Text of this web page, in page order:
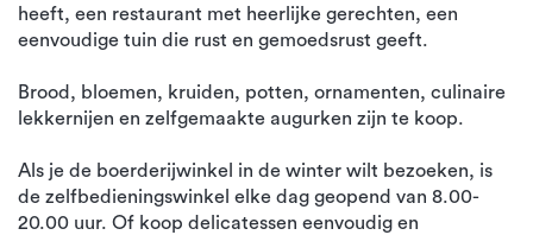
heeft, een restaurant met heerlijke gerechten, een
eenvoudige tuin die rust en gemoedsrust geeft.
Brood, bloemen, kruiden, potten, ornamenten, culinaire
lekkernijen en zelfgemaakte augurken zijn te koop.
Als je de boerderijwinkel in de winter wilt bezoeken, is
de zelfbedieningswinkel elke dag geopend van 8.00-
20.00 uur. Of koop delicatessen eenvoudig en